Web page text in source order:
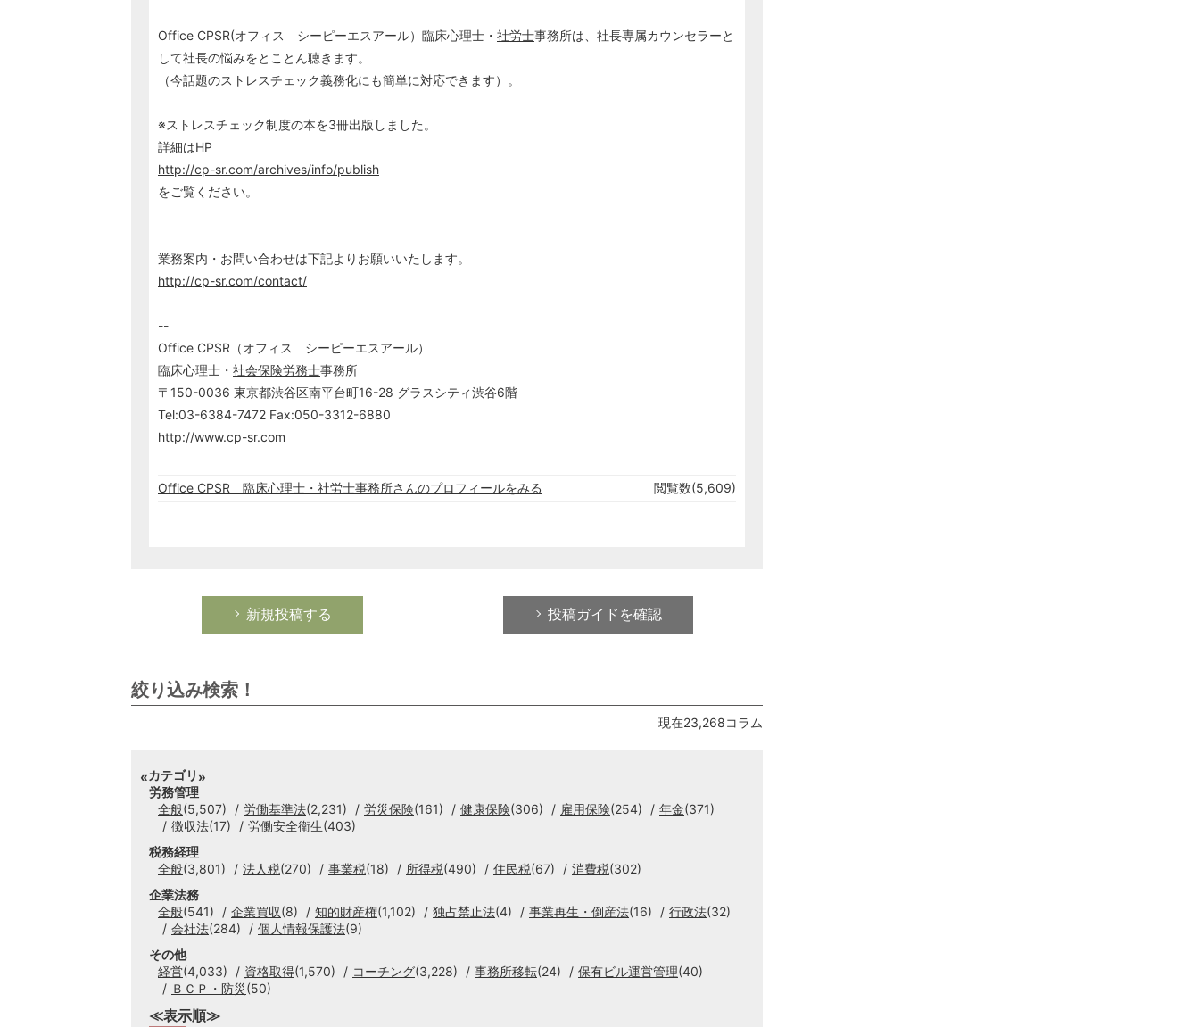
Office CPSR(オフィス シーピーエスアール）臨床心理士・ 社労士事務所は、社長専属カウンセラーと
して社長の悩みをとことん聴きます。
（今話題のストレスチェック義務化にも簡単に対応できます）。
※ストレスチェック制度の本を3冊出版しました。
詳細はHP
http://cp-sr.com/archives/info/publish
をご覧ください。
業務案内・お問い合わせは下記よりお願いいたします。
http://cp-sr.com/contact/
--
Office CPSR（オフィス シーピーエスアール）
臨床心理士・ 社会保険労務士事務所
〒150-0036 東京都渋谷区南平台町16-28 グラスシティ渋谷6階
Tel:03-6384-7472 Fax:050-3312-6880
http://www.cp-sr.com
Office CPSR 臨床心理士・社労士事務所さんのプロフィールをみる 閲覧数(5,609)
新規投稿する 投稿ガイドを確認
絞り込み検索！
現在23,268コラム
カテゴリ
労務管理
全般(5,507) 労働基準法(2,231) 労災保険(161) 健康保険(306) 雇用保険(254) 年金(371)
徴収法(17) 労働安全衛生(403)
税務経理
全般(3,801) 法人税(270) 事業税(18) 所得税(490) 住民税(67) 消費税(302)
企業法務
全般(541) 企業買収(8) 知的財産権(1,102) 独占禁止法(4) 事業再生・倒産法(16) 行政法(32)
会社法(284) 個人情報保護法(9)
その他
経営(4,033) 資格取得(1,570) コーチング(3,228) 事務所移転(24) 保有ビル運営管理(40)
ＢＣＰ・防災(50)
≪表示順≫